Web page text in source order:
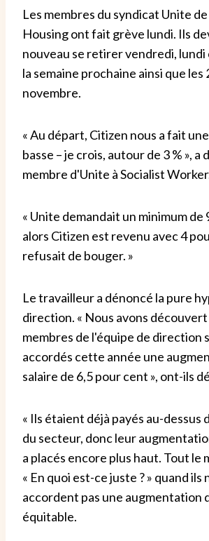
Les membres du syndicat Unite
Housing ont fait grève lundi. Ils
nouveau se retirer vendredi,
la semaine prochaine ainsi que les
novembre.
« Au départ, Citizen nous a fait
basse – je crois, autour de 3 % », a
membre d'Unite à Socialist
« Unite demandait un minimum de
alors Citizen est revenu avec 4
refusait de bouger. »
Le travailleur a dénoncé la pure
direction. « Nous avons découvert
membres de l'équipe de direction
accordés cette année une
salaire de 6,5 pour cent », ont-ils
« Ils étaient déjà payés au-dessus
du secteur, donc leur
a placés encore plus haut. Tout le
« En quoi est-ce juste ? » quand ils
accordent pas une augmentation
équitable.